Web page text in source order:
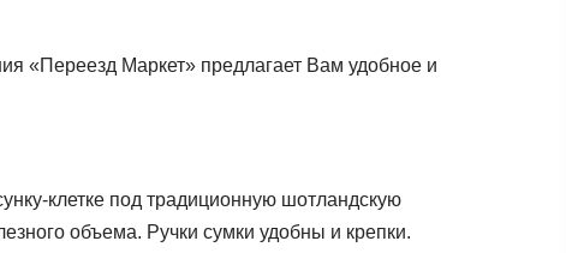
«Переезд Маркет» предлагает Вам удобное и
клетке под традиционную шотландскую
объема. Ручки сумки удобны и крепки.